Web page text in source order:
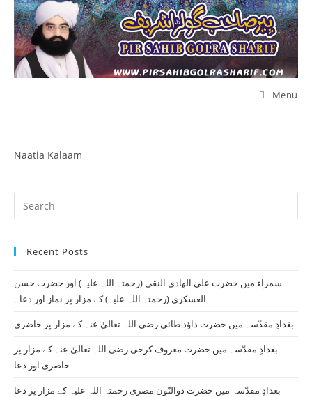
Skip
content
Menu
Naatia Kalaam
Recent Posts
سمراء میں حضرت علی الھادی النقی (رحمتہ اللہ علیہ) اور حضرت حسن
العسکری (رحمتہ اللہ علیہ) کے مزار پر نماز اور دعا۔
بغدادِ مقدّسہ میں حضرت داؤد طائی رضی اللہ تعالیٰ عنہ کے مزار پر حاضری
بغدادِ مقدّسہ میں حضرت معروف کرخی رضی اللہ تعالیٰ عنہ کے مزار پر
حاضری اور دعا
بغدادِ مقدّسہ میں حضرت ذوالنّون مصری رحمتہ اللہ علیہ کے مزار پر دعا